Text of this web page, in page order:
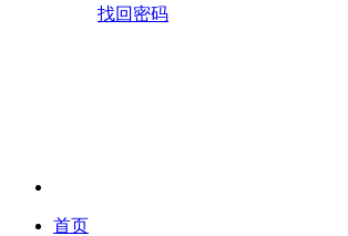
找回密码
首页